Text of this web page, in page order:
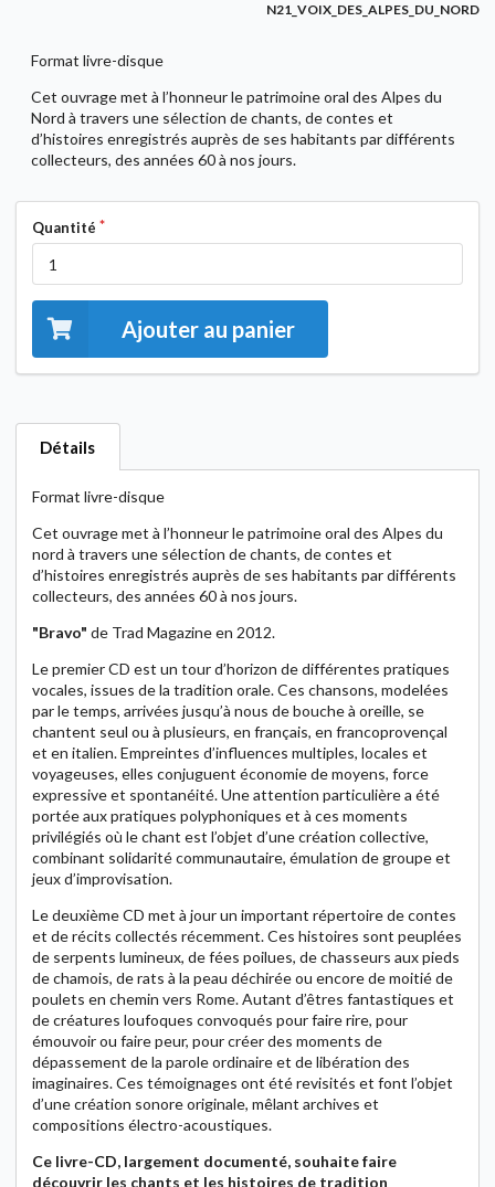
N21_VOIX_DES_ALPES_DU_NORD
Format livre-disque
Cet ouvrage met à l’honneur le patrimoine oral des Alpes du
Nord à travers une sélection de chants, de contes et
d’histoires enregistrés auprès de ses habitants par différents
collecteurs, des années 60 à nos jours.
Quantité
Ajouter au panier
Détails
Format livre-disque
Cet ouvrage met à l’honneur le patrimoine oral des Alpes du
nord à travers une sélection de chants, de contes et
d’histoires enregistrés auprès de ses habitants par différents
collecteurs, des années 60 à nos jours.
"Bravo" de Trad Magazine en 2012.
Le premier CD est un tour d’horizon de différentes pratiques
vocales, issues de la tradition orale. Ces chansons, modelées
par le temps, arrivées jusqu’à nous de bouche à oreille, se
chantent seul ou à plusieurs, en français, en francoprovençal
et en italien. Empreintes d’influences multiples, locales et
voyageuses, elles conjuguent économie de moyens, force
expressive et spontanéité. Une attention particulière a été
portée aux pratiques polyphoniques et à ces moments
privilégiés où le chant est l’objet d’une création collective,
combinant solidarité communautaire, émulation de groupe et
jeux d’improvisation.
Le deuxième CD met à jour un important répertoire de contes
et de récits collectés récemment. Ces histoires sont peuplées
de serpents lumineux, de fées poilues, de chasseurs aux pieds
de chamois, de rats à la peau déchirée ou encore de moitié de
poulets en chemin vers Rome. Autant d’êtres fantastiques et
de créatures loufoques convoqués pour faire rire, pour
émouvoir ou faire peur, pour créer des moments de
dépassement de la parole ordinaire et de libération des
imaginaires. Ces témoignages ont été revisités et font l’objet
d’une création sonore originale, mêlant archives et
compositions électro-acoustiques.
Ce livre-CD, largement documenté, souhaite faire
découvrir les chants et les histoires de tradition